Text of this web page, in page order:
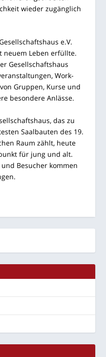
wie­der zugäng­lich
e.V.
neu­em Leben erfüll­te.
Gesell­schafts­haus
Work­
Grup­pen, Kur­se und
beson­de­re Anlässe.
das zu
Saal­bau­ten des 19.
Raum zählt, heu­te
für jung und alt.
Besu­cher kom­men